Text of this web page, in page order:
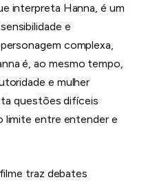
interpreta Hanna, é um
e
complexa,
é, ao mesmo tempo,
e mulher
questões difíceis
limite entre entender e
traz debates